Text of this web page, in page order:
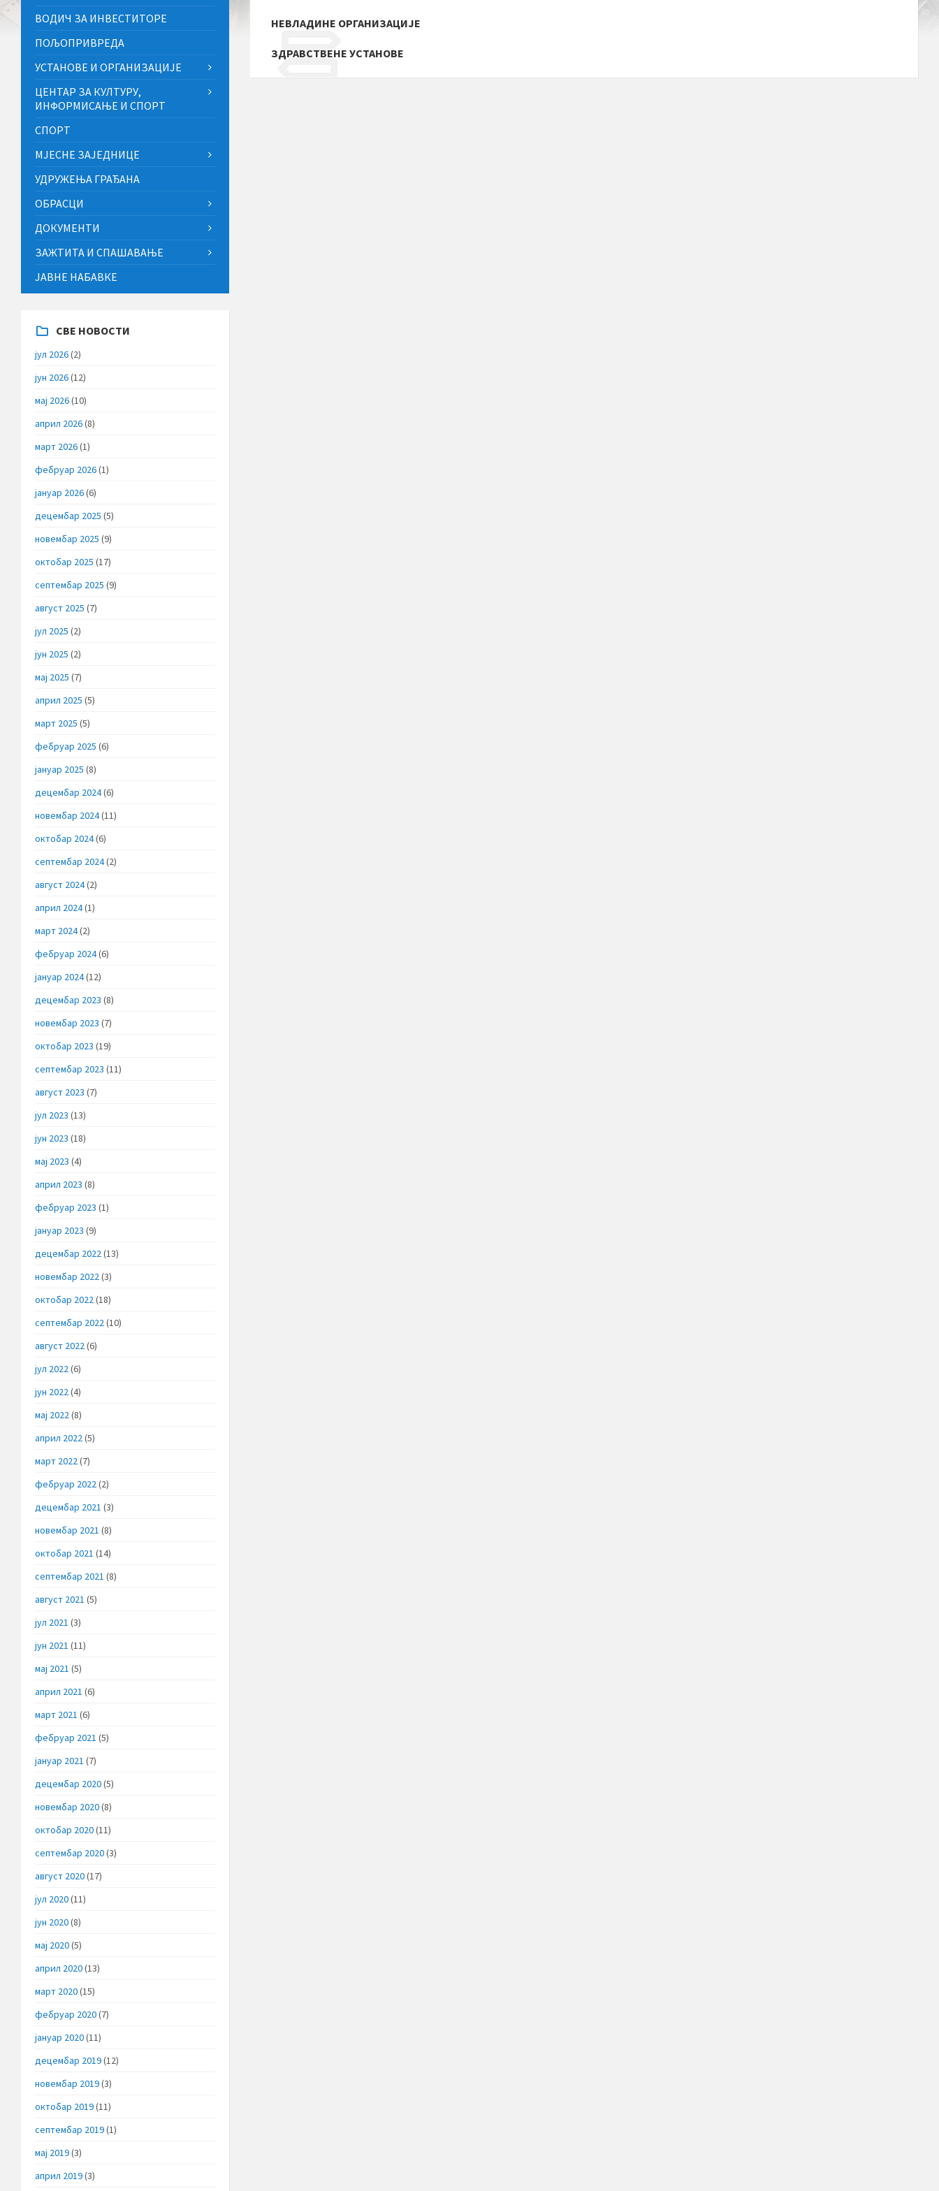
НЕВЛАДИНЕ ОРГАНИЗАЦИЈЕ
ЗДРАВСТВЕНЕ УСТАНОВЕ
ВОДИЧ ЗА ИНВЕСТИТОРЕ
ПОЉОПРИВРЕДА
УСТАНОВЕ И ОРГАНИЗАЦИЈЕ
ЦЕНТАР ЗА КУЛТУРУ,
ИНФОРМИСАЊЕ И СПОРТ
СПОРТ
МЈЕСНЕ ЗАЈЕДНИЦЕ
УДРУЖЕЊА ГРАЂАНА
ОБРАСЦИ
ДОКУМЕНТИ
ЗАЖТИТА И СПАШАВАЊЕ
ЈАВНЕ НАБАВКЕ
СВЕ НОВОСТИ
јул 2026(2)
јун 2026(12)
мај 2026(10)
април 2026(8)
март 2026(1)
фебруар 2026(1)
јануар 2026(6)
децембар 2025 (5)
новембар 2025 (9)
октобар 2025 (17)
септембар 2025 (9)
август 2025 (7)
јул 2025 (2)
јун 2025 (2)
мај 2025 (7)
април 2025 (5)
март 2025 (5)
фебруар 2025 (6)
јануар 2025 (8)
децембар 2024(6)
новембар 2024(11)
октобар 2024(6)
септембар 2024(2)
август 2024(2)
април 2024(1)
март 2024(2)
фебруар 2024(6)
јануар 2024(12)
децембар 2023 (8)
новембар 2023 (7)
октобар 2023 (19)
септембар 2023 (11)
август 2023 (7)
јул 2023 (13)
јун 2023 (18)
мај 2023 (4)
април 2023 (8)
фебруар 2023 (1)
јануар 2023 (9)
децембар 2022(13)
новембар 2022(3)
октобар 2022(18)
септембар 2022(10)
август 2022(6)
јул 2022(6)
јун 2022(4)
мај 2022(8)
април 2022(5)
март 2022(7)
фебруар 2022(2)
децембар 2021 (3)
новембар 2021 (8)
октобар 2021 (14)
септембар 2021 (8)
август 2021 (5)
јул 2021 (3)
јун 2021 (11)
мај 2021 (5)
април 2021 (6)
март 2021 (6)
фебруар 2021 (5)
јануар 2021 (7)
децембар 2020(5)
новембар 2020(8)
октобар 2020(11)
септембар 2020(3)
август 2020(17)
јул 2020(11)
јун 2020(8)
мај 2020(5)
април 2020(13)
март 2020(15)
фебруар 2020(7)
јануар 2020(11)
децембар 2019(12)
новембар 2019(3)
октобар 2019(11)
септембар 2019(1)
мај 2019(3)
април 2019(3)